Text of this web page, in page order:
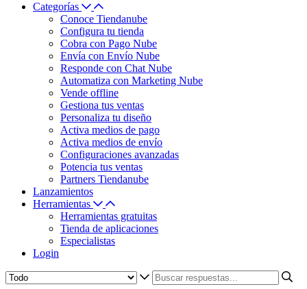
Categorías
Conoce Tiendanube
Configura tu tienda
Cobra con Pago Nube
Envía con Envío Nube
Responde con Chat Nube
Automatiza con Marketing Nube
Vende offline
Gestiona tus ventas
Personaliza tu diseño
Activa medios de pago
Activa medios de envío
Configuraciones avanzadas
Potencia tus ventas
Partners Tiendanube
Lanzamientos
Herramientas
Herramientas gratuitas
Tienda de aplicaciones
Especialistas
Login